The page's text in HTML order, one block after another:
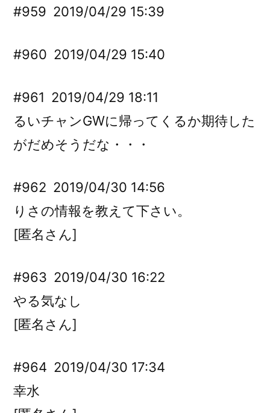
#959 2019/04/29 15:39
#960 2019/04/29 15:40
#961 2019/04/29 18:11
るいチャンGWに帰ってくるか期待した
がだめそうだな・・・
#962 2019/04/30 14:56
りさの情報を教えて下さい。
[匿名さん]
#963 2019/04/30 16:22
やる気なし
[匿名さん]
#964 2019/04/30 17:34
幸水